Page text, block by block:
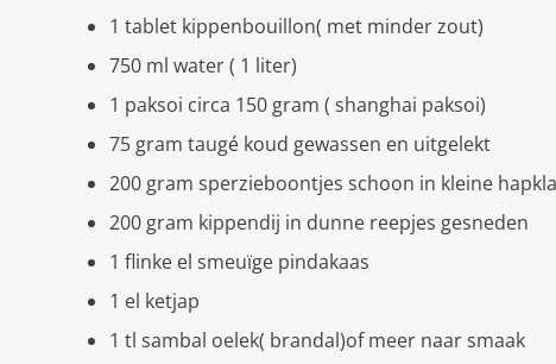
1 tablet kippenbouillon( met minder zout)
750 ml water ( 1 liter)
1 paksoi circa 150 gram ( shanghai paksoi)
75 gram taugé koud gewassen en uitgelekt
200 gram sperzieboontjes schoon in kleine
200 gram kippendĳ in dunne reepjes gesneden
1 flinke el smeuïge pindakaas
1 el ketjap
1 tl sambal oelek( brandal)of meer naar smaak